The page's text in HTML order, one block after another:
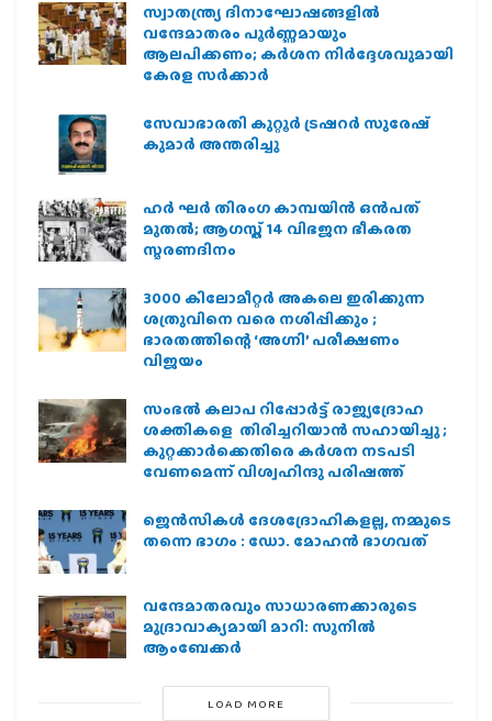
സ്വാതന്ത്ര്യ ദിനാഘോഷങ്ങളിൽ
വന്ദേമാതരം പൂർണ്ണമായും
ആലപിക്കണം; കർശന നിർദ്ദേശവുമായി
കേരള സർക്കാർ
സേവാഭാരതി കുറ്റൂർ ട്രഷറർ സുരേഷ്
കുമാർ അന്തരിച്ചു
ഹര്‍ ഘര്‍ തിരംഗ കാമ്പയിന്‍ ഒന്‍പത്
മുതല്‍; ആഗസ്ത് 14 വിഭജന ഭീകരത
സ്മരണദിനം
3000 കിലോമീറ്റർ അകലെ ഇരിക്കുന്ന
ശത്രുവിനെ വരെ നശിപ്പിക്കും ;
ഭാരതത്തിന്റെ ‘അഗ്നി’ പരീക്ഷണം
വിജയം
സംഭൽ കലാപ റിപ്പോർട്ട് രാജ്യദ്രോഹ
ശക്തികളെ തിരിച്ചറിയാൻ സഹായിച്ചു ;
കുറ്റക്കാർക്കെതിരെ കർശന നടപടി
വേണമെന്ന് വിശ്വഹിന്ദു പരിഷത്ത്
ജെന്‍സികള്‍ ദേശദ്രോഹികളല്ല, നമ്മുടെ
തന്നെ ഭാഗം : ഡോ. മോഹന്‍ ഭാഗവത്
വന്ദേമാതരവും സാധാരണക്കാരുടെ
മുദ്രാവാക്യമായി മാറി: സുനിൽ
ആംബേക്കർ
LOAD MORE